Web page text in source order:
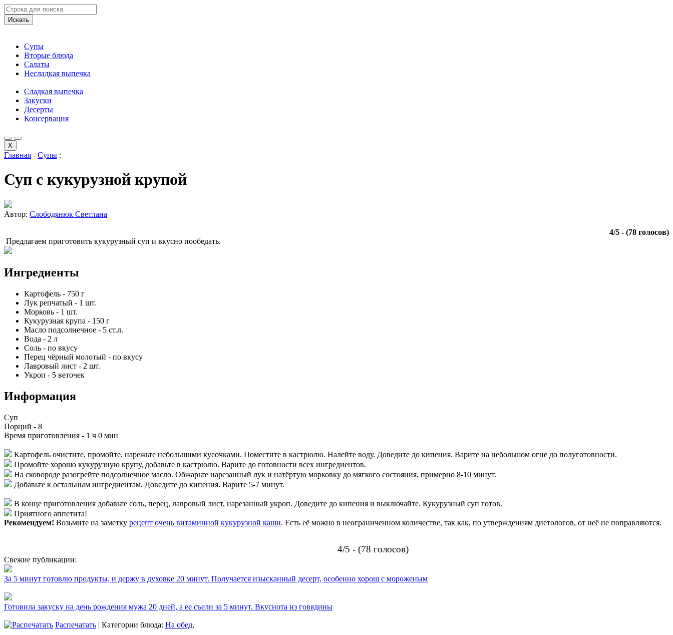
Искать
Супы
Вторые блюда
Салаты
Несладкая выпечка
Сладкая выпечка
Закуски
Десерты
Консервация
X
Главная - Супы :
Суп с кукурузной крупой
Автор: Слободянюк Светлана
4/5 - (78 голосов)
Предлагаем приготовить кукурузный суп и вкусно пообедать.
Ингредиенты
Картофель - 750 г
Лук репчатый - 1 шт.
Морковь - 1 шт.
Кукурузная крупа - 150 г
Масло подсолнечное - 5 ст.л.
Вода - 2 л
Соль - по вкусу
Перец чёрный молотый - по вкусу
Лавровый лист - 2 шт.
Укроп - 5 веточек
Информация
Суп
Порций - 8
Время приготовления - 1 ч 0 мин
Картофель очистите, промойте, нарежьте небольшими кусочками. Поместите в кастрюлю. Налейте воду. Доведите до кипения. Варите на небольшом огне до полуготовности.
Промойте хорошо кукурузную крупу, добавьте в кастрюлю. Варите до готовности всех ингредиентов.
На сковороде разогрейте подсолнечное масло. Обжарьте нарезанный лук и натёртую морковку до мягкого состояния, примерно 8-10 минут.
Добавьте к остальным ингредиентам. Доведите до кипения. Варите 5-7 минут.
В конце приготовления добавьте соль, перец, лавровый лист, нарезанный укроп. Доведите до кипения и выключайте. Кукурузный суп готов.
Приятного аппетита!
Рекомендуем! Возьмите на заметку рецепт очень витаминной кукурузной каши. Есть её можно в неограниченном количестве, так как, по утверждениям диетологов, от неё не поправляются.
4/5 - (78 голосов)
Свежие публикации:
За 5 минут готовлю продукты, и держу в духовке 20 минут. Получается изысканный десерт, особенно хорош с мороженым
Готовила закуску на день рождения мужа 20 дней, а ее съели за 5 минут. Вкуснота из говядины
Распечатать | Категории блюда: На обед,